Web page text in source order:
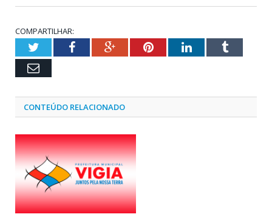
COMPARTILHAR:
TwitterFacebookGoogle+PinterestLinkedInTumblr
Email
CONTEÚDO RELACIONADO